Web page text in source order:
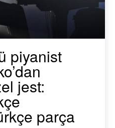
piyanist
jest:
parça